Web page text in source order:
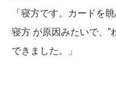
「寝方です。カードを
寝方 が原因みたいで、”
できました。」